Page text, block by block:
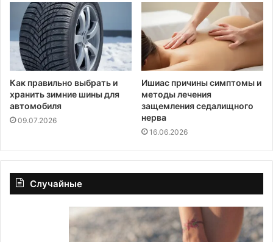
Как правильно выбрать и
хранить зимние шины для
автомобиля
09.07.2026
Ишиас причины симптомы и
методы лечения
защемления седалищного
нерва
16.06.2026
Случайные